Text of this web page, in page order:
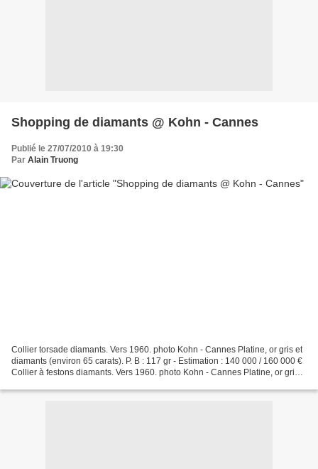
Shopping de diamants @ Kohn - Cannes
Publié le 27/07/2010 à 19:30
Par Alain Truong
Collier torsade diamants. Vers 1960. photo Kohn - Cannes Platine, or gris et
diamants (environ 65 carats). P. B : 117 gr - Estimation : 140 000 / 160 000 €
Collier à festons diamants. Vers 1960. photo Kohn - Cannes Platine, or gris